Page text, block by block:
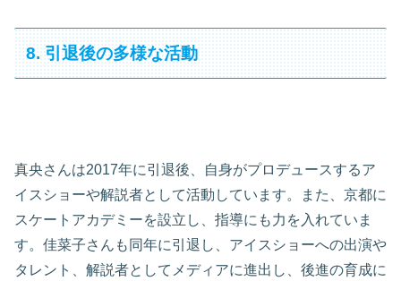
8. 引退後の多様な活動
真央さんは2017年に引退後、自身がプロデュースするア
イスショーや解説者として活動しています。また、京都に
スケートアカデミーを設立し、指導にも力を入れていま
す。佳菜子さんも同年に引退し、アイスショーへの出演や
タレント、解説者としてメディアに進出し、後進の育成に